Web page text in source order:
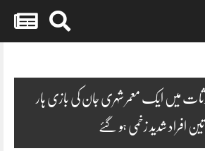
میں ایک معمر شہری جان کی بازی ہار
افراد شدید زخمی ہو گئے